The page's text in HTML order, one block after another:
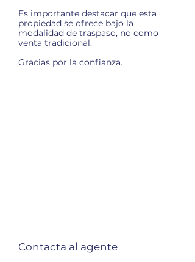
Es importante destacar que esta
propiedad se ofrece bajo la
modalidad de traspaso, no como
venta tradicional.
Gracias por la confianza.
Contacta al agente